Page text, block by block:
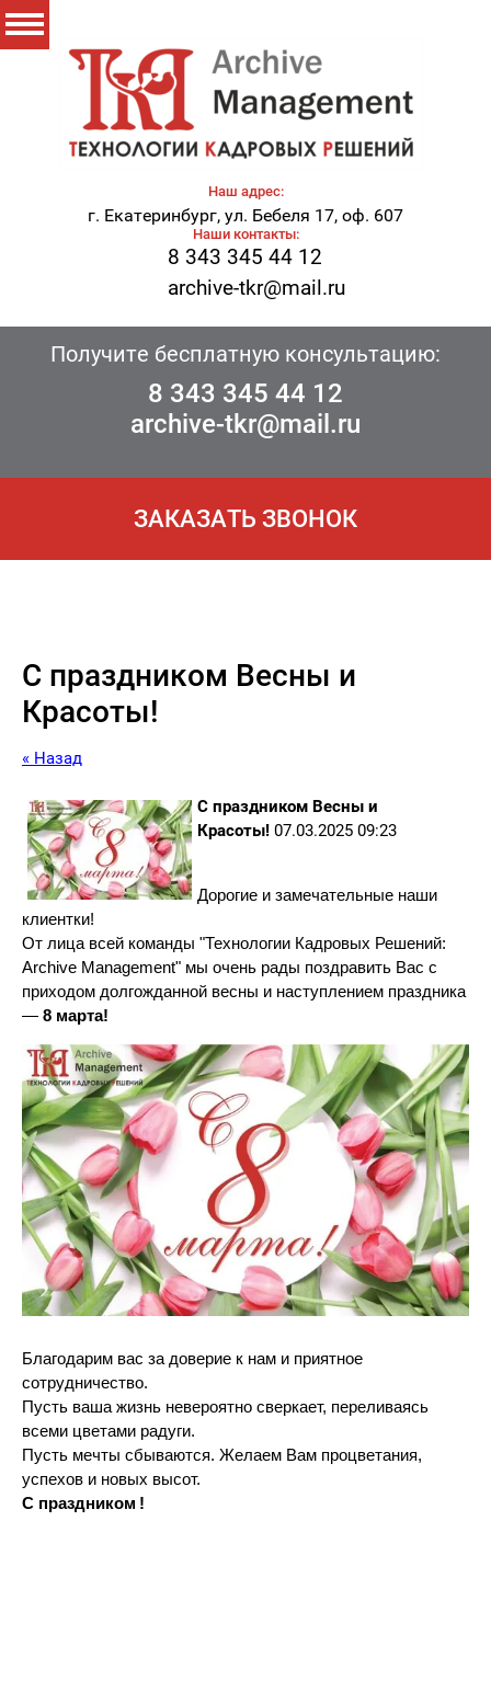
Наш адрес:
г. Екатеринбург, ул. Бебеля 17, оф. 607
Наши контакты:
8 343 345 44 12
archive-tkr@mail.ru
Получите бесплатную консультацию:
8 343 345 44 12
archive-tkr@mail.ru
ЗАКАЗАТЬ ЗВОНОК
С праздником Весны и
Красоты!
« Назад
С праздником Весны и
Красоты! 07.03.2025 09:23
Дорогие и замечательные наши
клиентки!
От лица всей команды "Технологии Кадровых Решений:
Archive Management" мы очень рады поздравить Вас с
приходом долгожданной весны и наступлением праздника
— 8 марта!
Благодарим вас за доверие к нам и приятное
сотрудничество.
Пусть ваша жизнь невероятно сверкает, переливаясь
всеми цветами радуги.
Пусть мечты сбываются. Желаем Вам процветания,
успехов и новых высот.
С праздником !